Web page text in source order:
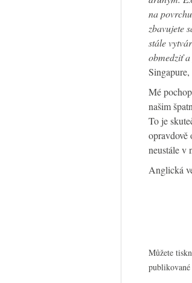
na
zbavujete
stále
obmedziť
Mé
našim
To je
opravdově
neustále v
Anglická
Můžete